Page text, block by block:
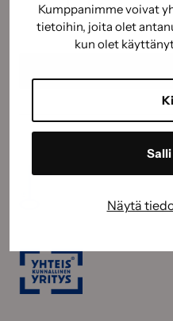
Kumppanimme voivat
tietoihin, joita olet
kun olet
Näytä